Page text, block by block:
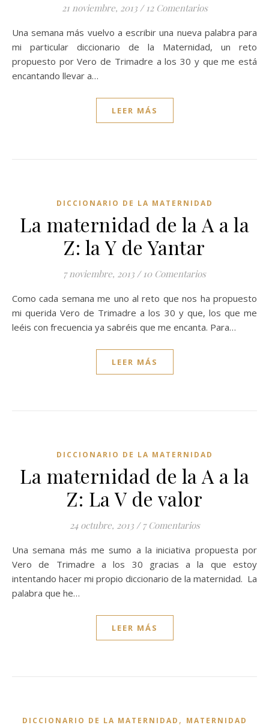
21 noviembre, 2013 / 12 Comentarios
Una semana más vuelvo a escribir una nueva palabra para
mi particular diccionario de la Maternidad, un reto
propuesto por Vero de Trimadre a los 30 y que me está
encantando llevar a…
LEER MÁS
DICCIONARIO DE LA MATERNIDAD
La maternidad de la A a la
Z: la Y de Yantar
7 noviembre, 2013 / 10 Comentarios
Como cada semana me uno al reto que nos ha propuesto
mi querida Vero de Trimadre a los 30 y que, los que me
leéis con frecuencia ya sabréis que me encanta. Para…
LEER MÁS
DICCIONARIO DE LA MATERNIDAD
La maternidad de la A a la
Z: La V de valor
24 octubre, 2013 / 7 Comentarios
Una semana más me sumo a la iniciativa propuesta por
Vero de Trimadre a los 30 gracias a la que estoy
intentando hacer mi propio diccionario de la maternidad. La
palabra que he…
LEER MÁS
DICCIONARIO DE LA MATERNIDAD , MATERNIDAD